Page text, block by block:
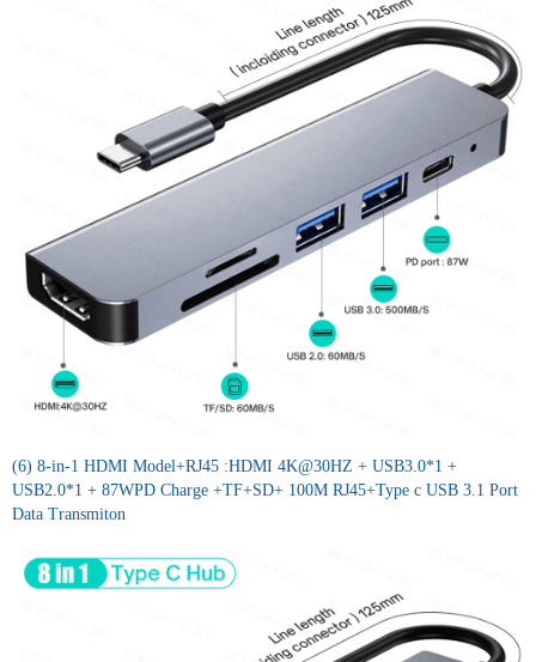
(6) 8-in-1 HDMI Model+RJ45 :HDMI 4K@30HZ + USB3.0*1 +
USB2.0*1 + 87WPD Charge +TF+SD+ 100M RJ45+Type c USB 3.1 Port
Data Transmiton